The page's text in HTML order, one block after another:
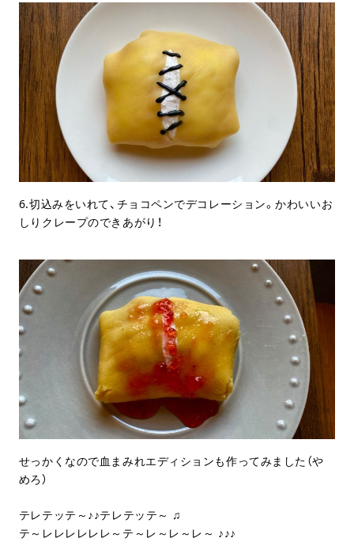
6.切込みをいれて、チョコペンでデコレーション。かわいいお
しりクレープのできあがり！
せっかくなので血まみれエディションも作ってみました（や
めろ）
テレテッテ～♪♪テレテッテ～ ♫
テ～レレレレレレ～テ～レ～レ～レ～ ♪♪♪